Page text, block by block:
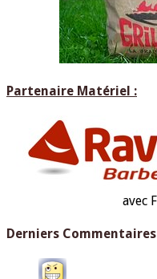
Partenaire Matériel :
avec
Derniers Commentaires